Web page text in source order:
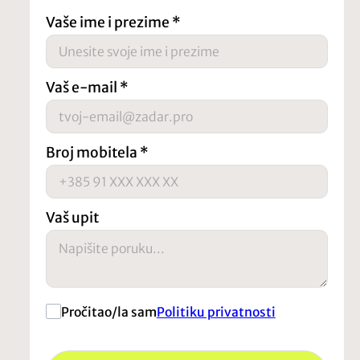
Vaše ime i prezime *
Vaš e-mail *
Broj mobitela *
Vaš upit
Pročitao/la samPolitiku privatnosti